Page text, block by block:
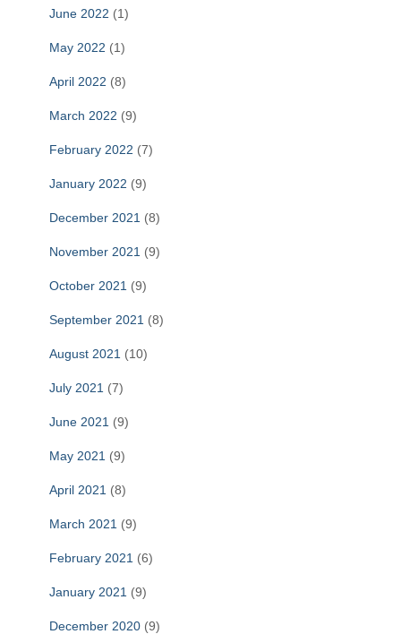
June 2022 (1)
May 2022 (1)
April 2022 (8)
March 2022 (9)
February 2022 (7)
January 2022 (9)
December 2021 (8)
November 2021 (9)
October 2021 (9)
September 2021 (8)
August 2021 (10)
July 2021 (7)
June 2021 (9)
May 2021 (9)
April 2021 (8)
March 2021 (9)
February 2021 (6)
January 2021 (9)
December 2020 (9)